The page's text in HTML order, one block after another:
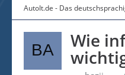
AutoIt.de - Das
Wie